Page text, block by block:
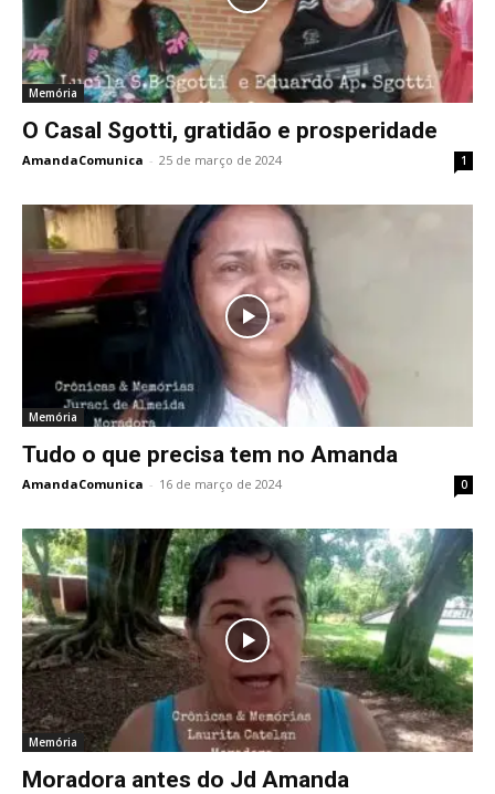
Memória
O Casal Sgotti, gratidão e prosperidade
AmandaComunica - 25 de março de 2024 1
Memória
Tudo o que precisa tem no Amanda
AmandaComunica - 16 de março de 2024 0
Memória
Moradora antes do Jd Amanda